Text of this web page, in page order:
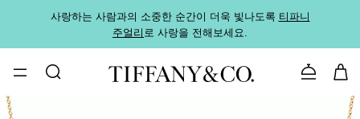
사랑하는 사람과의 소중한 순간이 더욱 빛나도록 티파니
주얼리로 사랑을 전해보세요.
문의하기